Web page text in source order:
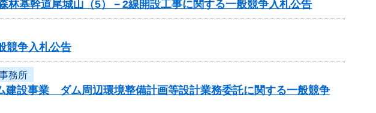
林基幹道尾城山（5）－2線開設工事に関する一般競争入札公告
競争入札公告
務所
建設事業 ダム周辺環境整備計画等設計業務委託に関する一般競争